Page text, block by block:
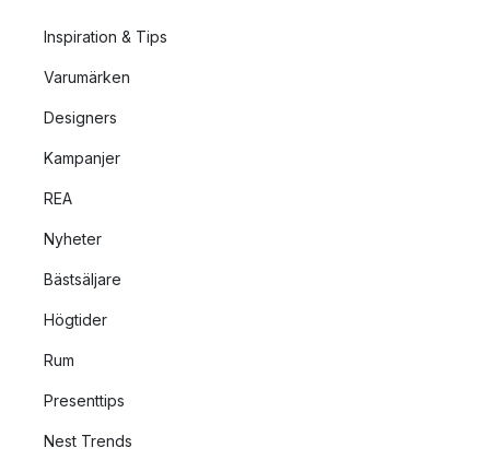
Inspiration & Tips
Varumärken
Designers
Kampanjer
REA
Nyheter
Bästsäljare
Högtider
Rum
Presenttips
Nest Trends